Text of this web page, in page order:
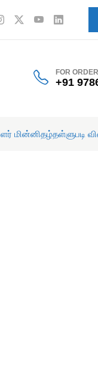
FOR
+91
மின்னிதழ்தள்ளுபடி